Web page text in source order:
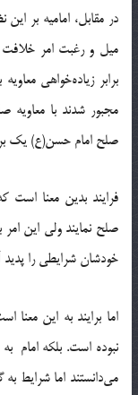
در مقابل، امامیه بر
میل و رغبت امر خلافت
برابر زیاده‌خواهی
مجبور شدند با معاویه
صلح امام حسن(ع) یک
فرایند بدین معنا است
صلح نمایند ولی این
خودشان شرایطی را پدید
اما برایند به این
نبوده است. بلکه امام
می‌دانستند اما شرایط